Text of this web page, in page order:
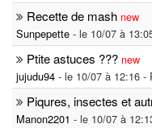
Recette de mash new
Sunpepette - le 10/07 à
Ptite astuces ??? new
jujudu94 - le 10/07 à 12:16 -
Piqures, insectes et
Manon2201 - le 10/07 à